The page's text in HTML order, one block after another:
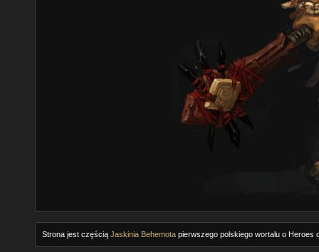
Strona jest częścią Jaskinia Behemotapierwszego polskiego wortalu o Heroes